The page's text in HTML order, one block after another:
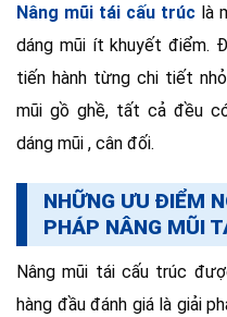
Nâng mũi tái cấu trúc là
dáng mũi ít khuyết điểm.
tiến hành từng chi tiết
mũi gồ ghề, tất cả đều
dáng mũi , cân đối.
NHỮNG ƯU ĐIỂM
PHÁP NÂNG MŨI
Nâng mũi tái cấu trúc
hàng đầu đánh giá là giải